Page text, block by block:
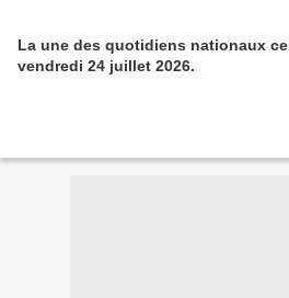
La une des quotidiens nationaux ce
vendredi 24 juillet 2026.